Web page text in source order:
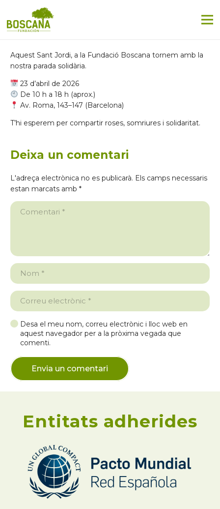
Aquest Sant Jordi, a la Fundació Boscana tornem amb la
nostra parada solidària.
23 d’abril de 2026
De 10 h a 18 h (aprox.)
Av. Roma, 143–147 (Barcelona)
T’hi esperem per compartir roses, somriures i solidaritat.
Deixa un comentari
L'adreça electrònica no es publicarà. Els camps necessaris
estan marcats amb *
Desa el meu nom, correu electrònic i lloc web en
aquest navegador per a la pròxima vegada que
comenti.
Envia un comentari
Entitats adherides